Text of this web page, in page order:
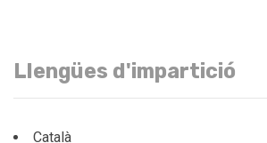
Llengües d'impartició
Català